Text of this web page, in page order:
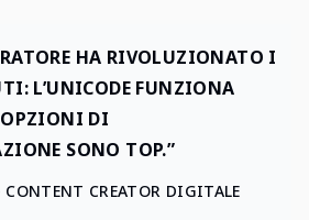
HA RIVOLUZIONATO I
L’UNICODE FUNZIONA
OPZIONI DI
SONO TOP.”
CONTENT CREATOR DIGITALE